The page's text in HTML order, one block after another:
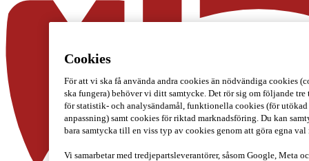
Cookies
För att vi ska få använda andra cookies än nödvändiga cookies
ska fungera) behöver vi ditt samtycke. Det rör sig om följande
för statistik- och analysändamål, funktionella cookies (för
anpassning) samt cookies för riktad marknadsföring. Du kan
bara samtycka till en viss typ av cookies genom att göra egna val
Vi samarbetar med tredjepartsleverantörer, såsom Google, Meta